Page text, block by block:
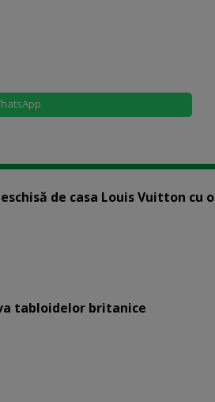
de casa Louis Vuitton cu o
tabloidelor britanice